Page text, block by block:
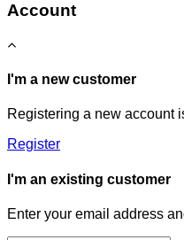
Account
I'm a new customer
Registering a new account
Register
I'm an existing customer
Enter your email address